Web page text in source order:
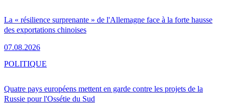
La « résilience surprenante » de l'Allemagne face à la forte hausse
des exportations chinoises
07.08.2026
Quatre pays européens mettent en garde contre les projets de la
Russie pour l'Ossétie du Sud
POLITIQUE